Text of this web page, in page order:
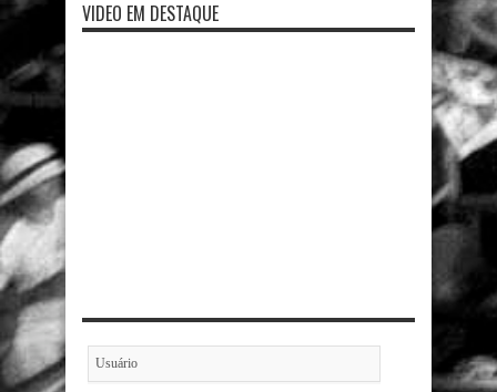
VIDEO EM DESTAQUE